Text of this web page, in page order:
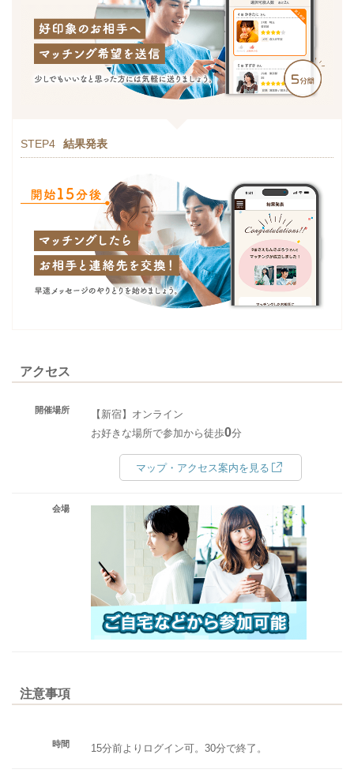
STEP4 結果発表
アクセス
開催場所
【新宿】オンライン
お好きな場所で参加から徒歩0分
マップ・アクセス案内を見る
会場
注意事項
時間 15分前よりログイン可。30分で終了。